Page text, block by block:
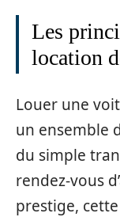
Les
location
Louer une
un ensemble
du simple
rendez-vous
prestige,